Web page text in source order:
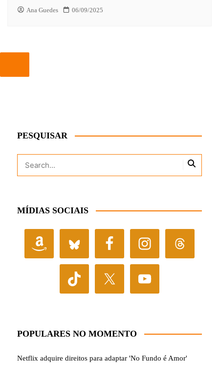
Ana Guedes 06/09/2025
PESQUISAR
MÍDIAS SOCIAIS
POPULARES NO MOMENTO
Netflix adquire direitos para adaptar 'No Fundo é Amor'